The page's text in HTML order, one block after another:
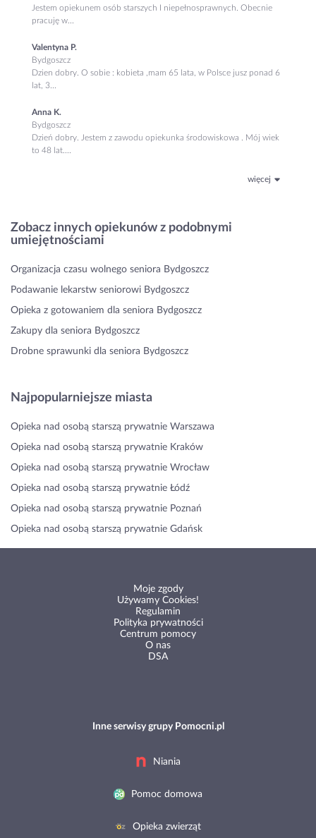
Jestem opiekunem osób starszych I niepełnosprawnych. Obecnie
pracuję w...
Valentyna P.
Bydgoszcz
Dzien dobry. O sobie : kobieta ,mam 65 lata, w Polsce jusz ponad 6
lat, 3...
Anna K.
Bydgoszcz
Dzień dobry. Jestem z zawodu opiekunka środowiskowa . Mój wiek
to 48 lat....
więcej
Zobacz innych opiekunów z podobnymi
umiejętnościami
Organizacja czasu wolnego seniora Bydgoszcz
Podawanie lekarstw seniorowi Bydgoszcz
Opieka z gotowaniem dla seniora Bydgoszcz
Zakupy dla seniora Bydgoszcz
Drobne sprawunki dla seniora Bydgoszcz
Najpopularniejsze miasta
Opieka nad osobą starszą prywatnie Warszawa
Opieka nad osobą starszą prywatnie Kraków
Opieka nad osobą starszą prywatnie Wrocław
Opieka nad osobą starszą prywatnie Łódź
Opieka nad osobą starszą prywatnie Poznań
Opieka nad osobą starszą prywatnie Gdańsk
Moje zgody
Używamy Cookies!
Regulamin
Polityka prywatności
Centrum pomocy
O nas
DSA
Inne serwisy grupy Pomocni.pl
Niania
Pomoc domowa
Opieka zwierząt